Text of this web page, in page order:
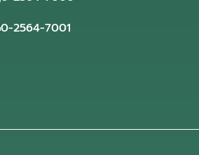
0-2564-7001